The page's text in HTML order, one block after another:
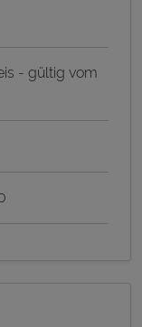
- gültig vom